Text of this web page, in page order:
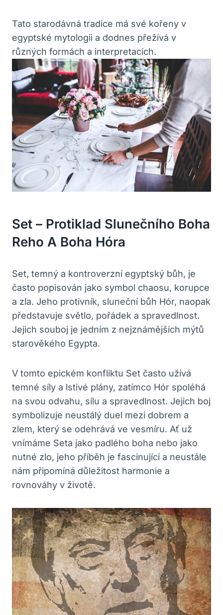
Tato starodávná tradice má své kořeny v
egyptské mytologii a dodnes přežívá v
různých formách a interpretacích.
Set – Protiklad Slunečního Boha
Reho A Boha Hóra
Set, temný a kontroverzní egyptský bůh, je
často popisován jako symbol chaosu, korupce
a zla. Jeho protivník, sluneční bůh Hór, naopak
představuje světlo, pořádek a spravedlnost.
Jejich souboj je jedním z nejznámějších mýtů
starověkého Egypta.
V tomto epickém konfliktu Set často užívá
temné síly a lstivé plány, zatímco Hór spoléhá
na svou odvahu, sílu a spravedlnost. Jejich boj
symbolizuje neustálý duel mezi dobrem a
zlem, který se odehrává ve vesmíru. Ať už
vnímáme Seta jako padlého boha nebo jako
nutné zlo, jeho příběh je fascinující a neustále
nám připomíná důležitost harmonie a
rovnováhy v životě.